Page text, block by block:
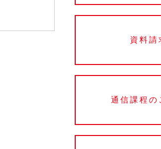
資料請
通信課程の